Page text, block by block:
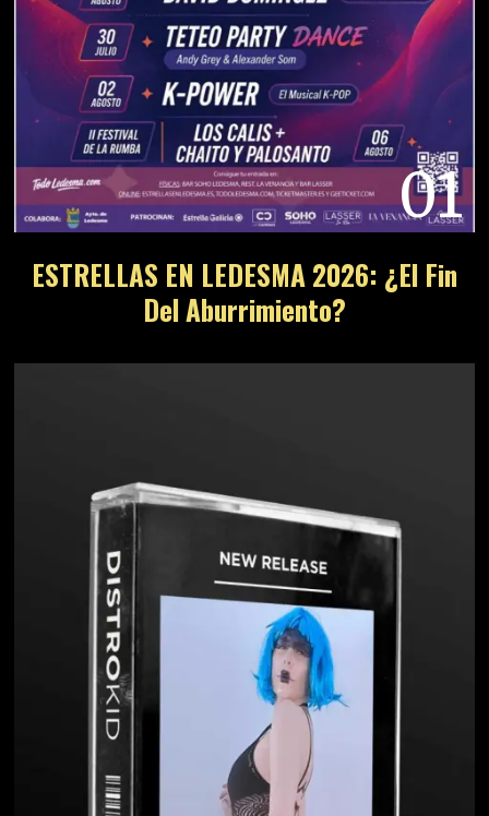
01
ESTRELLAS EN LEDESMA 2026: ¿El Fin
Del Aburrimiento?